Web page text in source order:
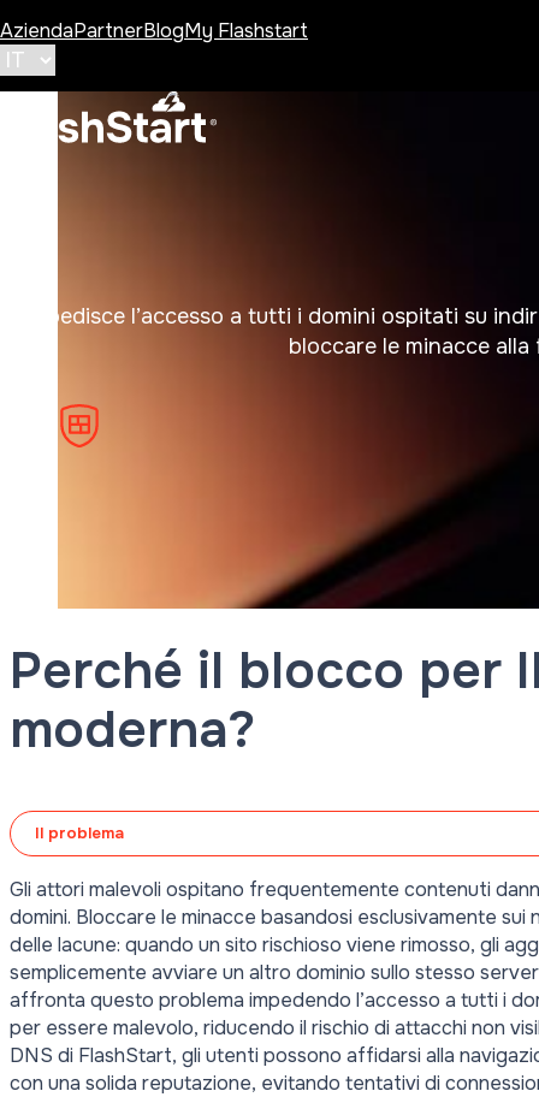
AziendaPartnerBlogMy Flashstart
Impedisce l’accesso a tutti i domini ospitati su
bloccare le minacce
Perché il blocco per
moderna?
Il problema
Gli attori malevoli ospitano frequentemente contenuti
domini. Bloccare le minacce basandosi esclusivamente sui
delle lacune: quando un sito rischioso viene rimosso, gli
semplicemente avviare un altro dominio sullo stesso
affronta questo problema impedendo l’accesso a tutti i
per essere malevolo, riducendo il rischio di attacchi non
DNS di FlashStart, gli utenti possono affidarsi alla
con una solida reputazione, evitando tentativi di